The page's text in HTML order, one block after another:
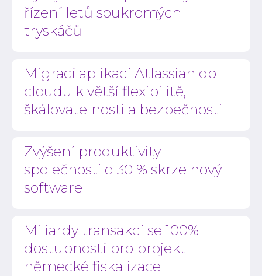
řízení letů soukromých
tryskáčů
Migrací aplikací Atlassian do
cloudu k větší flexibilitě,
škálovatelnosti a bezpečnosti
Zvýšení produktivity
společnosti o 30 % skrze nový
software
Miliardy transakcí se 100%
dostupností pro projekt
německé fiskalizace